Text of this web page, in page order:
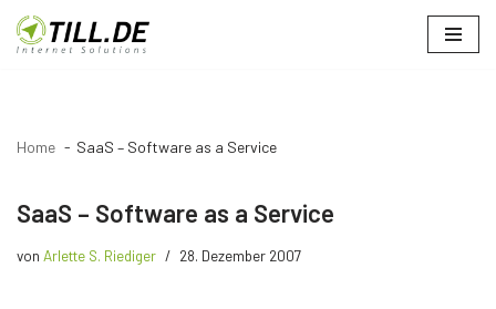
Zum
Home SaaS – Software as a Service
SaaS – Software as a Service
von Arlette S. Riediger 28. Dezember 2007